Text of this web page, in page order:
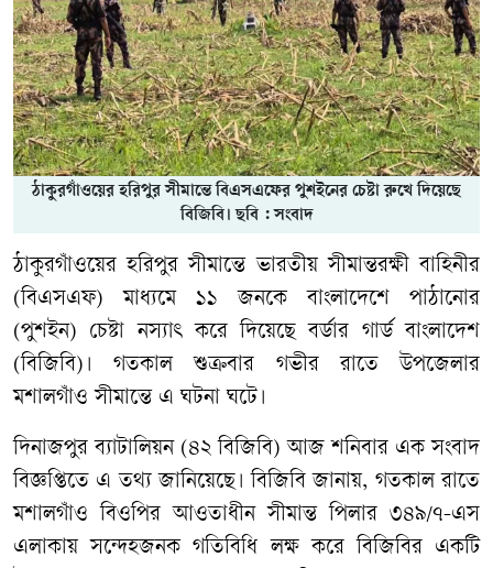
ঠাকুরগাঁওয়ের হরিপুর সীমান্তে বিএসএফের পুশইনের চেষ্টা রুখে দিয়েছে
বিজিবি। ছবি : সংবাদ
ঠাকুরগাঁওয়ের হরিপুর সীমান্তে ভারতীয় সীমান্তরক্ষী বাহিনীর
(বিএসএফ) মাধ্যমে ১১ জনকে বাংলাদেশে পাঠানোর
(পুশইন) চেষ্টা নস্যাৎ করে দিয়েছে বর্ডার গার্ড বাংলাদেশ
(বিজিবি)। গতকাল শুক্রবার গভীর রাতে উপজেলার
মশালগাঁও সীমান্তে এ ঘটনা ঘটে।
দিনাজপুর ব্যাটালিয়ন (৪২ বিজিবি) আজ শনিবার এক সংবাদ
বিজ্ঞপ্তিতে এ তথ্য জানিয়েছে। বিজিবি জানায়, গতকাল রাতে
মশালগাঁও বিওপির আওতাধীন সীমান্ত পিলার ৩৪৯/৭-এস
এলাকায় সন্দেহজনক গতিবিধি লক্ষ করে বিজিবির একটি